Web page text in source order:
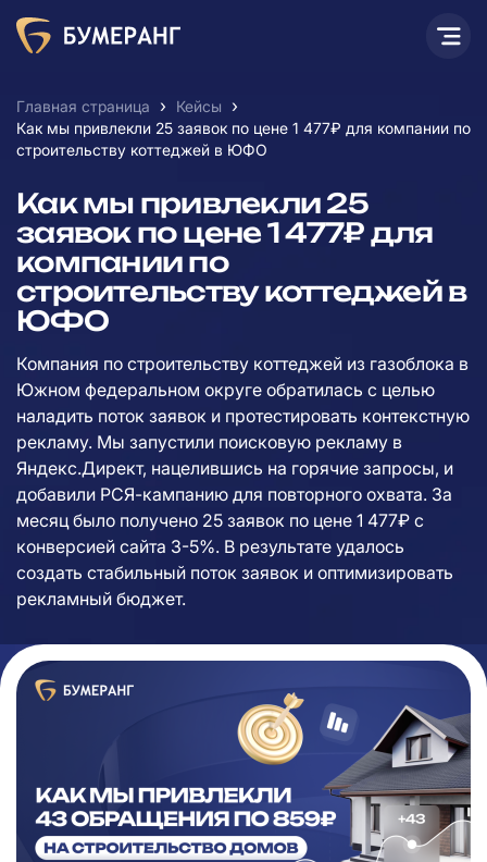
Главная страница › Кейсы ›
Как мы привлекли 25 заявок по цене 1 477₽ для компании по
строительству коттеджей в ЮФО
Как мы привлекли 25
заявок по цене 1 477₽ для
компании по
строительству коттеджей в
ЮФО
Компания по строительству коттеджей из газоблока в
Южном федеральном округе обратилась с целью
наладить поток заявок и протестировать контекстную
рекламу. Мы запустили поисковую рекламу в
Яндекс.Директ, нацелившись на горячие запросы, и
добавили РСЯ-кампанию для повторного охвата. За
месяц было получено 25 заявок по цене 1 477₽ с
конверсией сайта 3-5%. В результате удалось
создать стабильный поток заявок и оптимизировать
рекламный бюджет.